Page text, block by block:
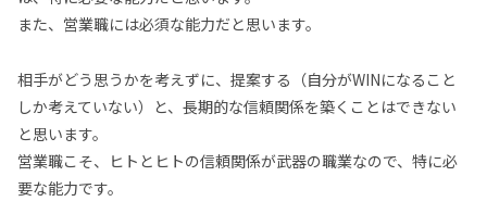
また、営業職には必須な能力だと思います。
相手がどう思うかを考えずに、提案する（自分がWINになること
しか考えていない）と、長期的な信頼関係を築くことはできない
と思います。
営業職こそ、ヒトとヒトの信頼関係が武器の職業なので、特に必
要な能力です。